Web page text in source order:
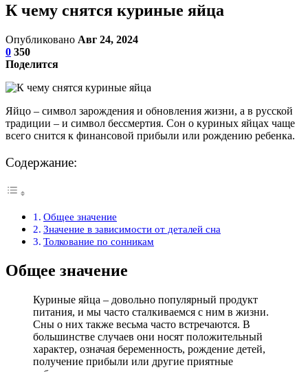
К чему снятся куриные яйца
Опубликовано Авг 24, 2024
0 350
Поделится
Яйцо – символ зарождения и обновления жизни, а в русской
традиции – и символ бессмертия. Сон о куриных яйцах чаще
всего снится к финансовой прибыли или рождению ребенка.
Содержание:
Общее значение
Значение в зависимости от деталей сна
Толкование по сонникам
Общее значение
Куриные яйца – довольно популярный продукт
питания, и мы часто сталкиваемся с ним в жизни.
Сны о них также весьма часто встречаются. В
большинстве случаев они носят положительный
характер, означая беременность, рождение детей,
получение прибыли или другие приятные